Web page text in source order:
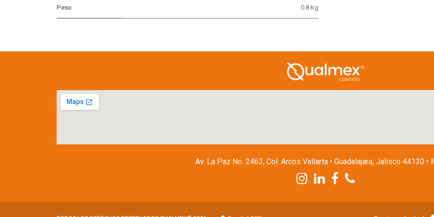
Peso 0.8 Kg
Av. La Paz No. 2463, Col. Arcos Vallarta • Guadalajara, Jalisco 44130 •